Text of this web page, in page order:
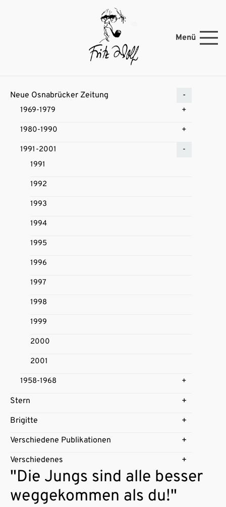
Menü
Neue Osnabrücker Zeitung
1969-1979
1980-1990
1991-2001
1991
1992
1993
1994
1995
1996
1997
1998
1999
2000
2001
1958-1968
Stern
Brigitte
Verschiedene Publikationen
Verschiedenes
"Die Jungs sind alle besser
weggekommen als du!"